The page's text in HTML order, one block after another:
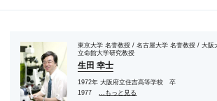
東京大学 名誉教授 / 名古屋大学 名誉教授 / 大阪
立命館大学研究教授
生田 幸士
1972年 大阪府立住吉高等学校 卒
1977
...もっと見る